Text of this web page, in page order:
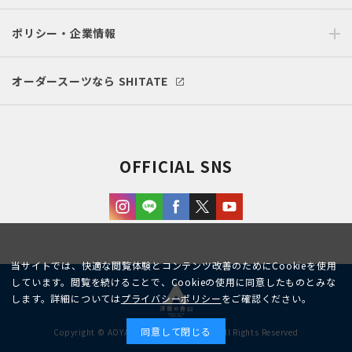
ポリシー・企業情報
オーダースーツなら SHITATE
OFFICIAL SNS
Copyright © AOYAMA TRADING Co.,Ltd. All Rights Reserved
当サイトでは、快適な閲覧体験とコンテンツ改善のためにCookieを使用
しています。閲覧を続けることで、Cookieの使用に同意したものとみな
します。詳細についてはプライバシーポリシーをご確認ください。
同意して閉じる